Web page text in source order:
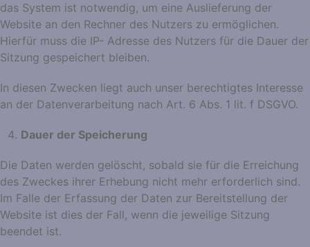
das System ist notwendig, um eine Auslieferung der
Website an den Rechner des Nutzers zu ermöglichen.
Hierfür muss die IP- Adresse des Nutzers für die Dauer der
Sitzung gespeichert bleiben.
In diesen Zwecken liegt auch unser berechtigtes Interesse
an der Datenverarbeitung nach Art. 6 Abs. 1 lit. f DSGVO.
Dauer der Speicherung
Die Daten werden gelöscht, sobald sie für die Erreichung
des Zweckes ihrer Erhebung nicht mehr erforderlich sind.
Im Falle der Erfassung der Daten zur Bereitstellung der
Website ist dies der Fall, wenn die jeweilige Sitzung
beendet ist.